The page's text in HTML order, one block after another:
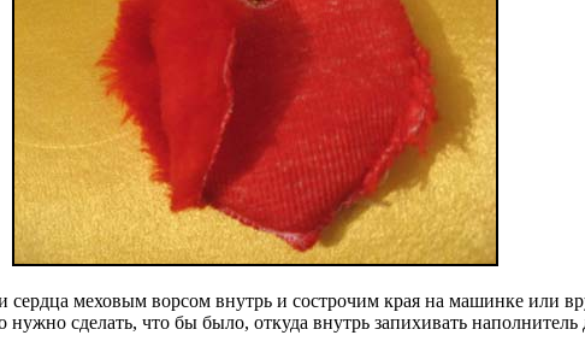
сердца меховым ворсом внутрь и сострочим края на машинке или
сделать, что бы было, откуда внутрь запихивать наполнитель